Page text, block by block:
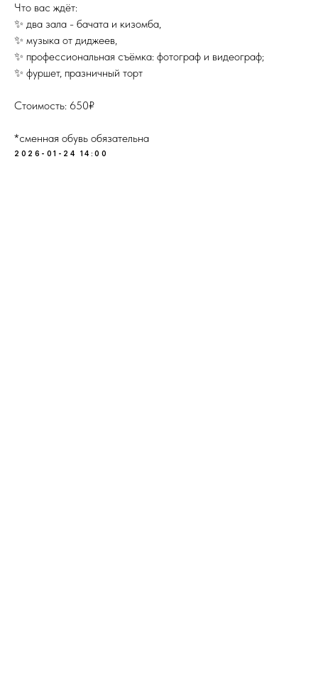
Что вас ждёт:
✨ два зала - бачата и кизомба,
✨ музыка от диджеев,
✨ профессиональная съёмка: фотограф и видеограф;
✨ фуршет, празничный торт
Стоимость: 650₽
*сменная обувь обязательна
2026-01-24 14:00